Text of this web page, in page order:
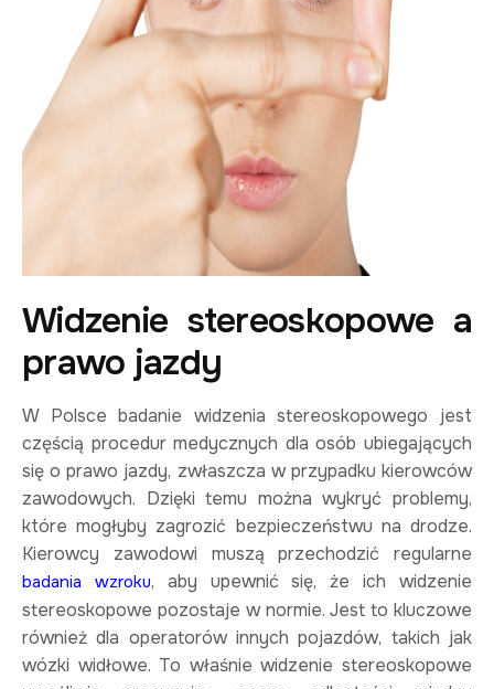
Widzenie stereoskopowe a
prawo jazdy
W Polsce badanie widzenia stereoskopowego jest
częścią procedur medycznych dla osób ubiegających
się o prawo jazdy, zwłaszcza w przypadku kierowców
zawodowych. Dzięki temu można wykryć problemy,
które mogłyby zagrozić bezpieczeństwu na drodze.
Kierowcy zawodowi muszą przechodzić regularne
badania wzroku, aby upewnić się, że ich widzenie
stereoskopowe pozostaje w normie. Jest to kluczowe
również dla operatorów innych pojazdów, takich jak
wózki widłowe. To właśnie widzenie stereoskopowe